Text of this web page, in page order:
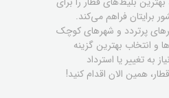
برایتان فراهم می‌کند.
پرتردد و شهرهای کوچک
و انتخاب بهترین گزینه
به تغییر یا استرداد
همین الان اقدام کنید!